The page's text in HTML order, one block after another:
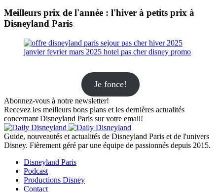
Meilleurs prix de l'année : l'hiver à petits prix à
Disneyland Paris
Je fonce!
Abonnez-vous à notre newsletter!
Recevez les meilleurs bons plans et les dernières actualités
concernant Disneyland Paris sur votre email!
Guide, nouveautés et actualités de Disneyland Paris et de l'univers
Disney. Fièrement géré par une équipe de passionnés depuis 2015.
Disneyland Paris
Podcast
Productions Disney
Contact